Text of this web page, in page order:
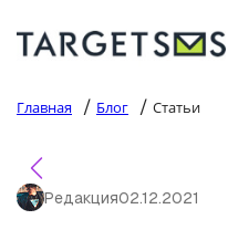
Главная / Блог / Статьи
Редакция02.12.2021